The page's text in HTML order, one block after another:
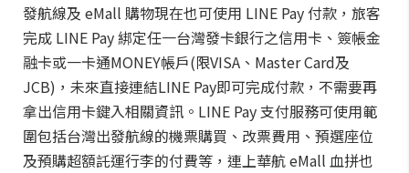
發航線及 eMall 購物現在也可使用 LINE Pay 付款，旅客
完成 LINE Pay 綁定任一台灣發卡銀行之信用卡、簽帳金
融卡或一卡通MONEY帳戶(限VISA、Master Card及
JCB)，未來直接連結LINE Pay即可完成付款，不需要再
拿出信用卡鍵入相關資訊。LINE Pay 支付服務可使用範
圍包括台灣出發航線的機票購買、改票費用、預選座位
及預購超額託運行李的付費等，連上華航 eMall 血拼也